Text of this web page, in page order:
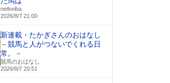
netkeiba
2026/8/7 21:00
新連載・たかぎさんのおはなし
－競馬と人がつないでくれる日
常。－
競馬のおはなし
2026/8/7 20:51